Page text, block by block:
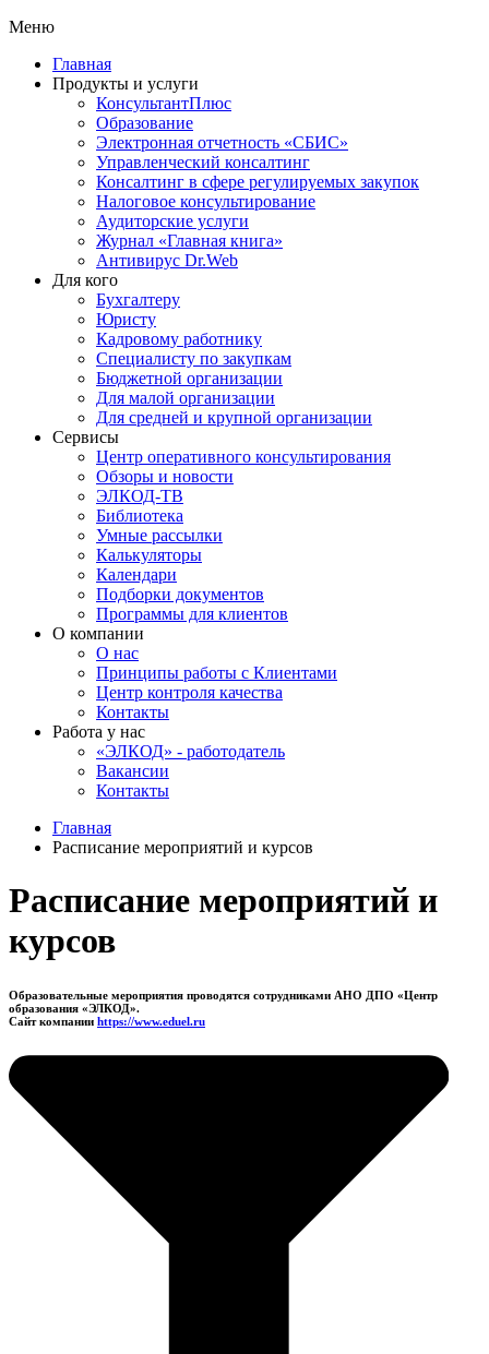
Меню
Главная
Продукты и услуги
КонсультантПлюс
Образование
Электронная отчетность «СБИС»
Управленческий консалтинг
Консалтинг в сфере регулируемых закупок
Налоговое консультирование
Аудиторские услуги
Журнал «Главная книга»
Антивирус Dr.Web
Для кого
Бухгалтеру
Юристу
Кадровому работнику
Специалисту по закупкам
Бюджетной организации
Для малой организации
Для средней и крупной организации
Сервисы
Центр оперативного консультирования
Обзоры и новости
ЭЛКОД-ТВ
Библиотека
Умные рассылки
Калькуляторы
Календари
Подборки документов
Программы для клиентов
О компании
О нас
Принципы работы с Клиентами
Центр контроля качества
Контакты
Работа у нас
«ЭЛКОД» - работодатель
Вакансии
Контакты
Главная
Расписание мероприятий и курсов
Расписание мероприятий и
курсов
Образовательные мероприятия проводятся сотрудниками АНО ДПО «Центр
образования «ЭЛКОД».
Сайт компании https://www.eduel.ru